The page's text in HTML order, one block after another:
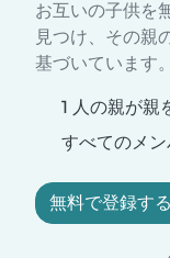
お互いの子供を
見つけ、その親
基づいています。
1 人の親が親
すべてのメ
無料で登録する